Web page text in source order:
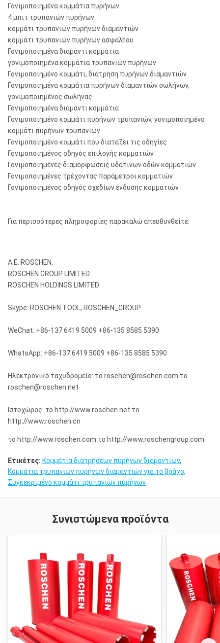
Γονιμοποιημένα κομμάτια πυρήνων
4 μπιτ τρυπανιών πυρήνων
κομμάτι τρυπανιών πυρήνων διαμαντιών
κομμάτι τρυπανιών πυρήνων ασφάλτου
Γονιμοποιημένα διαμάντι κομμάτια
γονιμοποιημένα κομμάτια τρυπανιών πυρήνων
Γονιμοποιημένο κομμάτι, διάτρηση πυρήνων διαμαντιών
Γονιμοποιημένα κομμάτια πυρήνων διαμαντιών σωλήνων,
γονιμοποιημένος σωλήνας
Γονιμοποιημένα διαμάντι κομμάτια
Γονιμοποιημένο κομμάτι πυρήνων τρυπανιών, γονιμοποιημένο
κομμάτι πυρήνων τρυπανιών
Γονιμοποιημένο κομμάτι που διατάζει τις οδηγίες
Γονιμοποιημένος οδηγός επιλογής κομματιών
Γονιμοποιημένες διαμορφώσεις υδάτινων οδών κομματιών
Γονιμοποιημένες τρέχοντας παράμετροι κομματιών
Γονιμοποιημένος οδηγός σχεδίων ένδυσης κομματιών
Για περισσότερες πληροφορίες παρακαλώ απευθυνθείτε:
Α.Ε. ROSCHEN.
ROSCHEN GROUP LIMITED
ROSCHEN HOLDINGS LIMITED
Skype: ROSCHEN.TOOL, ROSCHEN_GROUP
WeChat: +86-137 6419 5009 +86-135 8585 5390
WhatsApp: +86-137 6419 5009 +86-135 8585 5390
Ηλεκτρονικό ταχυδρομείο: το roschen@roschen.com το
roschen@roschen.net
Ιστοχώρος: το http://www.roschen.net το
http://www.roschen.cn
το http://www.roschen.com το http://www.roschengroup.com
Ετικέτες: Κομμάτια διατρήσεων πυρήνων διαμαντιών,
Κομμάτια τρυπανιών πυρήνων διαμαντιών για το βράχο,
Συγκεκριμένο κομμάτι τρυπανιών πυρήνων
Συνιστώμενα προϊόντα